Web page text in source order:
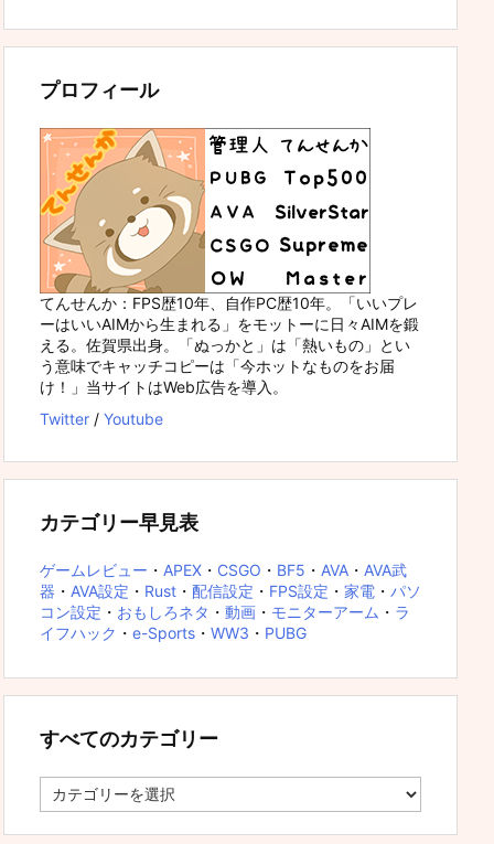
プロフィール
てんせんか：FPS歴10年、自作PC歴10年。「いいプレ
ーはいいAIMから生まれる」をモットーに日々AIMを鍛
える。佐賀県出身。「ぬっかと」は「熱いもの」とい
う意味でキャッチコピーは「今ホットなものをお届
け！」当サイトはWeb広告を導入。
Twitter / Youtube
カテゴリー早見表
ゲームレビュー ・ APEX ・ CSGO ・ BF5 ・ AVA ・ AVA武
器 ・ AVA設定 ・ Rust ・ 配信設定 ・ FPS設定 ・ 家電 ・ パソ
コン設定 ・ おもしろネタ ・ 動画 ・ モニターアーム ・ ラ
イフハック ・ e-Sports ・ WW3 ・ PUBG
すべてのカテゴリー
べ